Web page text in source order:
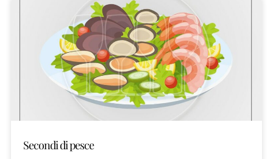
Secondi di pesce